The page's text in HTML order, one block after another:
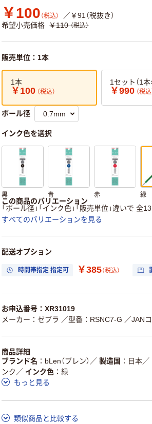
￥100 （税込）
／￥91（税抜き）
希望小売価格 ￥110 （税込）
販売単位：1本
1本
￥100 （税込）
1セット（1本
￥990 （税込
ボール径
インク色を選択
黒 青 赤 緑
この商品のバリエーション
「ボール径」「インク色」「販売単位」違いで 全
すべてのバリエーションを見る
配送オプション
時間帯指定 指定可 ￥385（税込）
お申込番号：XR31019
メーカー：ゼブラ ／型番：RSNC7-G ／JAN
商品詳細
ブランド名
bLen（ブレン） ／ 製造国 日本／
ンク ／ インク色
緑
もっと見る
類似商品と比較する